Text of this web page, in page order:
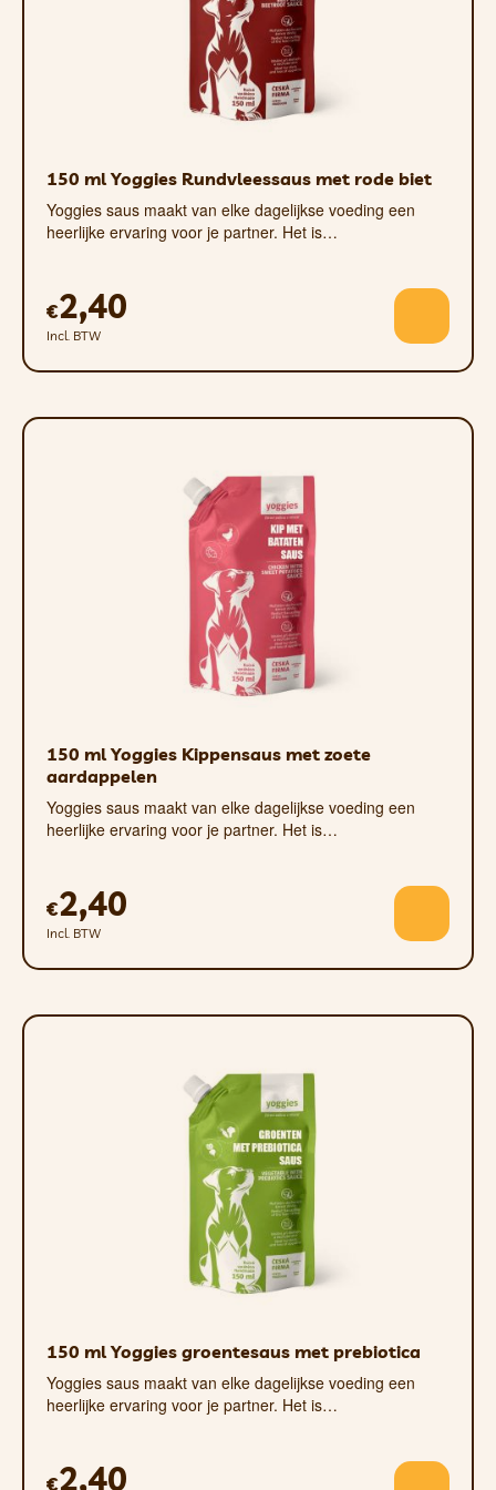
even rust gunt. Zoek je een hogere
vulling? Kies dan voor onze paté.
DIERENARTSEN
We hebben de sauzen voornamelijk
eetlustverlies en andere problemen.
heeft uw trouwe viervoeter nu een
product in zijn voerbak (of op zijn
likplaat) dat zijn eetervaring zal
Samenstelling
Vlees- en bottenbouillon 73%
pompoen 5%
gemengde wortelgroenten 5%
boekweitmeel
3,63%, ruw vet 0,37%, ruwe vezels
0,17%, ruwe as 0,24%, vocht 82%.
Metaboliseerbare energie: 400 kcal/kg.
*Analytische bestanddelen, uiterlijk en
consistentie kunnen enigszins variëren
afhankelijk van het seizoen en de
leverancier van de gebruikte
alleen om het voer speciaal en aantrekkelijk te maken. Sauzen mogen de
normale, complete en uitgebalanceerde voeding niet vervangen.
Na opening in de koelkast bewaren en
150 ml Yoggies Rundvleessaus met rode biet
Yoggies saus maakt van elke dagelijkse voeding een
heerlijke ervaring voor je partner. Het is…
€2,40
Incl. BTW
150 ml Yoggies Kippensaus met zoete
aardappelen
Yoggies saus maakt van elke dagelijkse voeding een
heerlijke ervaring voor je partner. Het is…
€2,40
Incl. BTW
150 ml Yoggies groentesaus met prebiotica
Yoggies saus maakt van elke dagelijkse voeding een
heerlijke ervaring voor je partner. Het is…
€2,40